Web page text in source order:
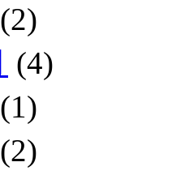
(2)
(4)
(1)
(2)